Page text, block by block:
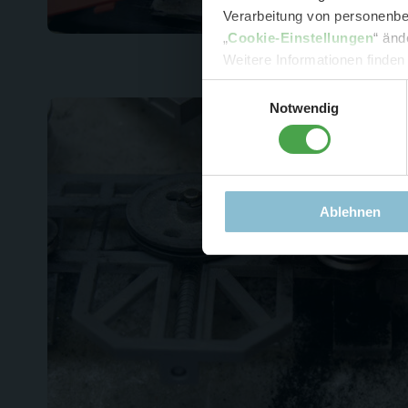
Verarbeitung von
„Cookie-Einstellungen“
Weitere Informationen
Notwendig
Ablehnen
-
-